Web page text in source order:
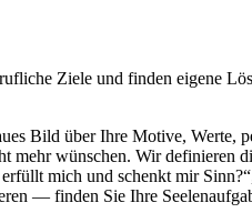
Ziele und finden eigene
Bild über Ihre Motive, Werte,
wünschen. Wir definieren
mich und schenkt mir
— finden Sie Ihre